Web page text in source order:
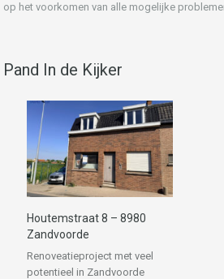
op het voorkomen van alle mogelijke
Pand In de Kijker
Houtemstraat 8 – 8980
Zandvoorde
Renoveatieproject met veel
potentieel in Zandvoorde